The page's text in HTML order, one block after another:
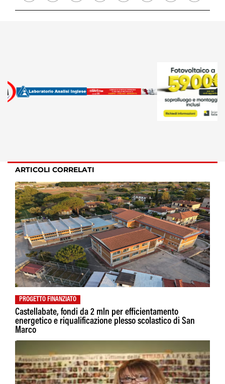
ARTICOLI CORRELATI
PROGETTO FINANZIATO
Castellabate, fondi da 2 mln per efficientamento
energetico e riqualificazione plesso scolastico di San
Marco